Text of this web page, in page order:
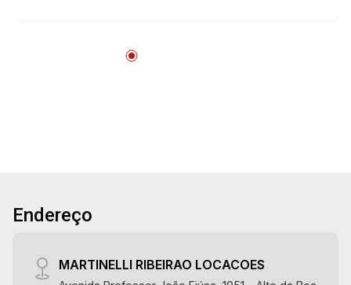
Aquecedor solar - 3 vagas cobertas Martinelli
Atuamos nos empreendimentos de maior
prestígio da região, incluindo: Marquises Park,
Blue Diamond, Mirante do Ipê, Hype, Grand
Endereço
MARTINELLI RIBEIRAO LOCACOES